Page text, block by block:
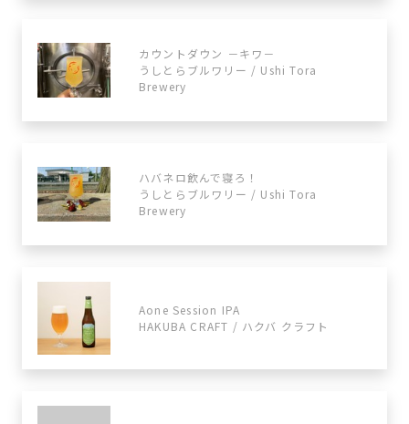
カウントダウン －キワ－
うしとらブルワリー / Ushi Tora
Brewery
ハバネロ飲んで寝ろ！
うしとらブルワリー / Ushi Tora
Brewery
Aone Session IPA
HAKUBA CRAFT / ハクバ クラフト